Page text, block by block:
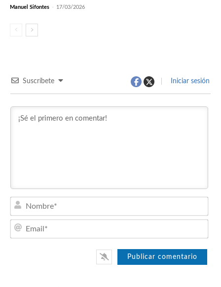
Manuel Sifontes - 17/03/2026
Suscríbete Iniciar sesión